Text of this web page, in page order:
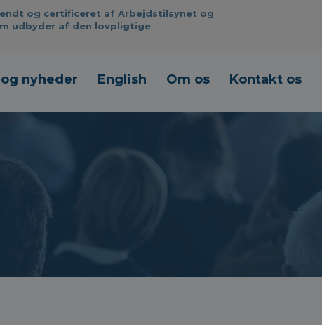
og certificeret af Arbejdstilsynet og
udbyder af den lovpligtige
nyheder English Om os Kontakt os